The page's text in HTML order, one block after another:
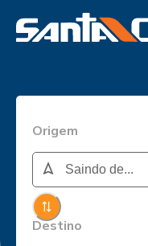
Origem
Destino